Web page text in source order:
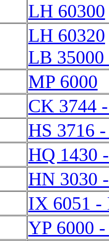
LH 60300
LH 60320
LB
MP 6000
CK 3744
HS 3716
HQ 1430
HN 3030
IX 6051 -
YP 6000